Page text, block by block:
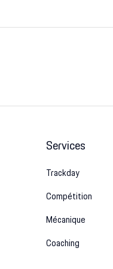
Services
Trackday
Compétition
Mécanique
Coaching